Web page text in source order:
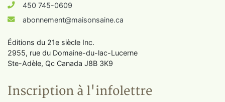
450 745-0609
abonnement@maisonsaine.ca
Éditions du 21e siècle Inc.
2955, rue du Domaine-du-lac-Lucerne
Ste-Adèle, Qc Canada J8B 3K9
Inscription à l'infolettre